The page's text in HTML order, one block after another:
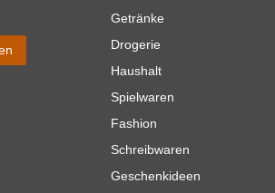
Getränke
Drogerie
Haushalt
Spielwaren
Fashion
Schreibwaren
Geschenkideen